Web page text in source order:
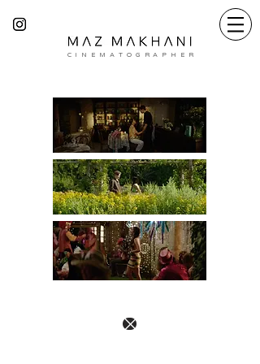
C I N E M A T O G R A P H E R